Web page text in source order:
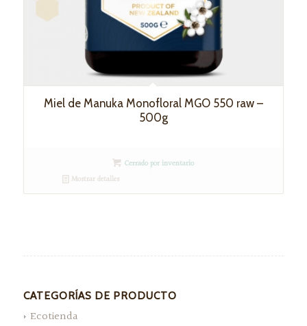
Miel de Manuka Monofloral MGO 550 raw –
500g
Cerrado por inventario
Mostrar detalles
CATEGORÍAS DE PRODUCTO
Ecotienda